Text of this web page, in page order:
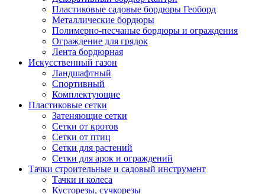
Пластиковые садовые бордюры Геоборд
Металлические бордюры
Полимерно-песчаные бордюры и ограждения
Ограждение для грядок
Лента бордюрная
Искусственный газон
Ландшафтный
Спортивный
Комплектующие
Пластиковые сетки
Затеняющие сетки
Сетки от кротов
Сетки от птиц
Сетки для растений
Сетки для арок и ограждений
Тачки строительные и садовый инструмент
Тачки и колеса
Кусторезы, сучкорезы